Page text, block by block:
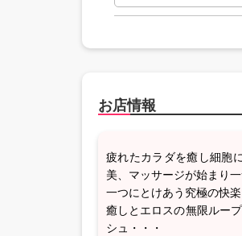
お店情報
疲れたカラダを癒し細胞
美、マッサージが始まり
一つにとけあう究極の快楽
癒しとエロスの無限ルー
シュ・・・